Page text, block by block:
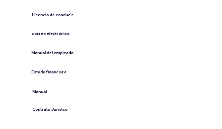
Licencia de conducir
​correo electrónico
Manual del empleado
Estado financiero
​Manual
​Contrato Jurídico